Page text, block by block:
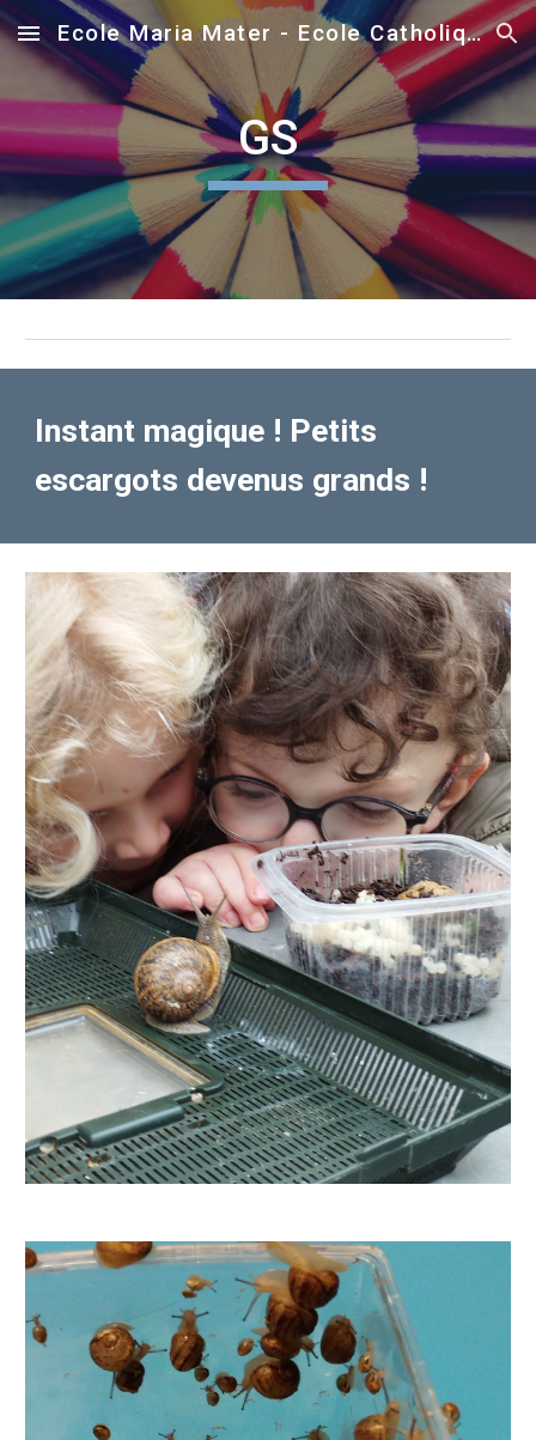
Skip to main content Skip to navigation
Ecole Maria Mater - Ecole Catholique sous contrat - Ecole de Foyer de Charité
GS
Instant magique ! Petits
escargots devenus grands !